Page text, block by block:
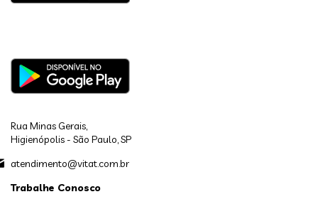
Rua Minas Gerais,
Higienópolis - São Paulo, SP
atendimento@vitat.com.br
Trabalhe Conosco